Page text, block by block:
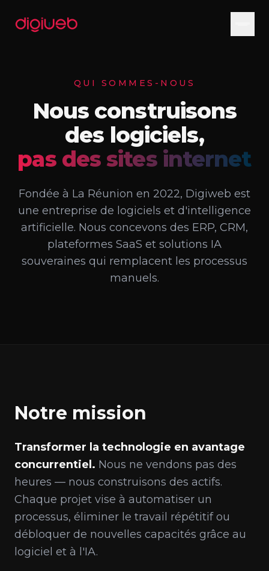
QUI SOMMES-NOUS
Nous construisons
des logiciels,
pas des sites internet
Fondée à La Réunion en 2022, Digiweb est
une entreprise de logiciels et d'intelligence
artificielle. Nous concevons des ERP, CRM,
plateformes SaaS et solutions IA
souveraines qui remplacent les processus
manuels.
Notre mission
Transformer la technologie en avantage
concurrentiel. Nous ne vendons pas des
heures — nous construisons des actifs.
Chaque projet vise à automatiser un
processus, éliminer le travail répétitif ou
débloquer de nouvelles capacités grâce au
logiciel et à l'IA.